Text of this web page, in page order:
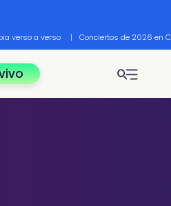
verso a verso | Conciertos de 2026 en
Alaphilippe (izquierda) y Lennert